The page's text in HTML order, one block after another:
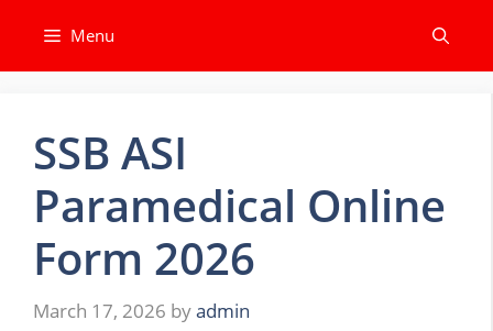
content
Menu
SSB ASI
Paramedical Online
Form 2026
March 17, 2026 byadmin